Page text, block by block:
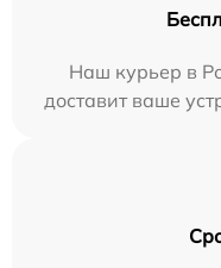
Наш курьер в
доставит ваше